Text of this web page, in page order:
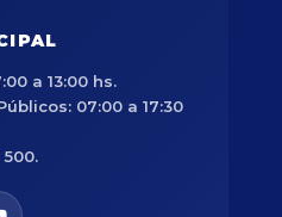
a 13:00 hs.
07:00 a 17:30